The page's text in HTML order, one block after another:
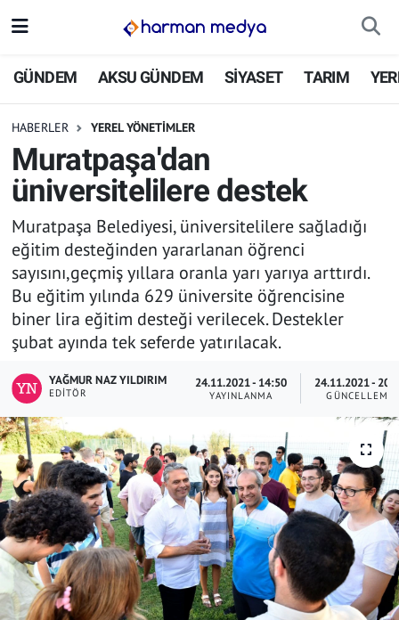
GÜNDEM AKSU GÜNDEM SİYASET TARIM
HABERLER YEREL YÖNETİMLER
Muratpaşa'dan
üniversitelilere destek
Muratpaşa Belediyesi, üniversitelilere sağladığı
eğitim desteğinden yararlanan öğrenci
sayısını,geçmiş yıllara oranla yarı yarıya arttırdı.
Bu eğitim yılında 629 üniversite öğrencisine
biner lira eğitim desteği verilecek. Destekler
şubat ayında tek seferde yatırılacak.
YAĞMUR NAZ YILDIRIM
EDITÖR
24.11.2021 - 14:50
YAYINLANMA
24.11.2021 -
GÜNCELLEME
GÜNDEM
SİYASET
TARIM
YEREL YÖNETİMLER
EKONOMİ
ASAYİŞ
SPOR
SAĞLIK
YAŞAM
KÜLTÜR SANAT
EĞİTİM
İstanbul Nöbetçi Eczaneler
İstanbul Trafik Yoğunluk Haritası
Süper Lig Puan Durumu ve Fikstür
Tüm Manşetler
Son Dakika Haberleri
Haber Arşivi